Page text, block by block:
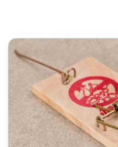
5 συνήθως παραβλεπόμενα